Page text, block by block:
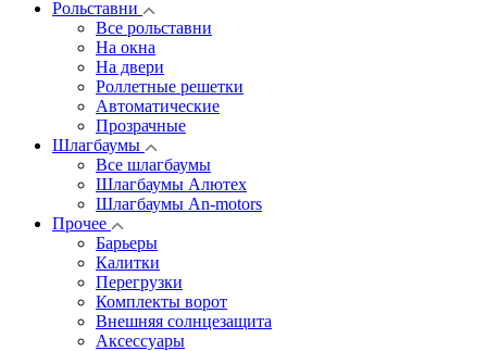
Рольставни
Все рольставни
На окна
На двери
Роллетные решетки
Автоматические
Прозрачные
Шлагбаумы
Все шлагбаумы
Шлагбаумы Алютех
Шлагбаумы An-motors
Прочее
Барьеры
Калитки
Перегрузки
Комплекты ворот
Внешняя солнцезащита
Аксессуары